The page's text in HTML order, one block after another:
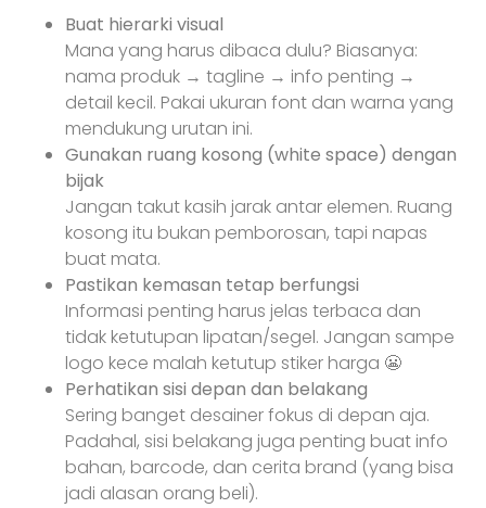
Buat hierarki visual
Mana yang harus dibaca dulu? Biasanya:
nama produk → tagline → info penting →
detail kecil. Pakai ukuran font dan warna yang
mendukung urutan ini.
Gunakan ruang kosong (white space) dengan
bijak
Jangan takut kasih jarak antar elemen. Ruang
kosong itu bukan pemborosan, tapi napas
buat mata.
Pastikan kemasan tetap berfungsi
Informasi penting harus jelas terbaca dan
tidak ketutupan lipatan/segel. Jangan sampe
logo kece malah ketutup stiker harga 😬
Perhatikan sisi depan dan belakang
Sering banget desainer fokus di depan aja.
Padahal, sisi belakang juga penting buat info
bahan, barcode, dan cerita brand (yang bisa
jadi alasan orang beli).